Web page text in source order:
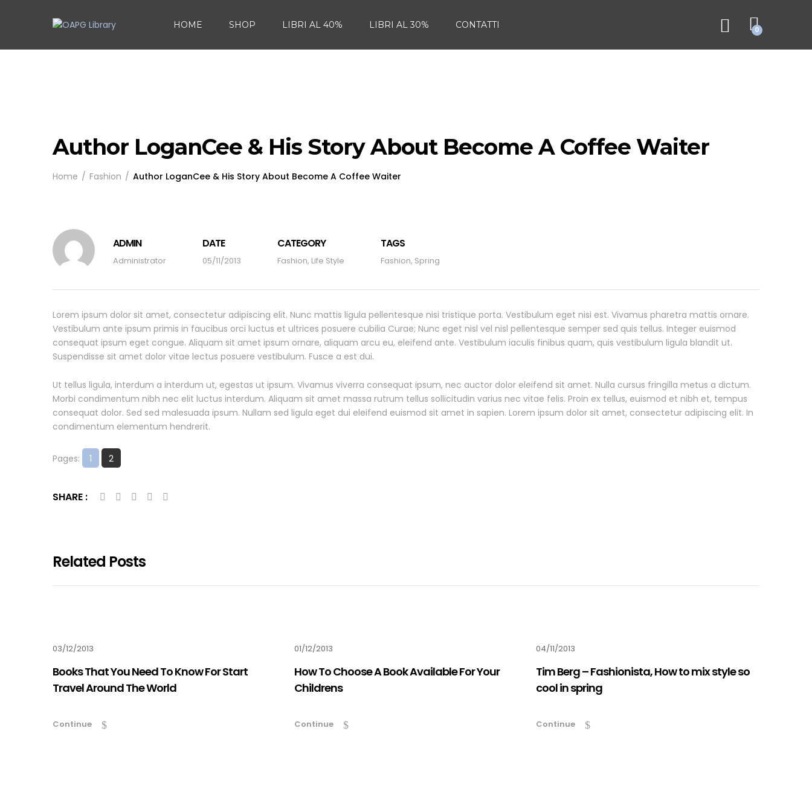
HOME SHOP LIBRI AL 40% LIBRI AL 30% CONTATTI 0
Author LoganCee & His Story About Become A Coffee Waiter
Home Fashion Author LoganCee & His Story About Become A Coffee Waiter
ADMIN
Administrator
DATE
05/11/2013
CATEGORY
Fashion, Life Style
TAGS
Fashion, Spring
Lorem ipsum dolor sit amet, consectetur adipiscing elit. Nunc mattis ligula pellentesque nisi tristique porta. Vestibulum eget nisi est. Vivamus pharetra mattis ornare.
Vestibulum ante ipsum primis in faucibus orci luctus et ultrices posuere cubilia Curae; Nunc eget nisl vel nisl pellentesque semper sed quis tellus. Integer euismod
consequat ipsum eget congue. Aliquam sit amet ipsum ornare, aliquam arcu eu, eleifend ante. Vestibulum iaculis finibus quam, quis vestibulum ligula blandit ut.
Suspendisse sit amet dolor vitae lectus posuere vestibulum. Fusce a est dui.
Ut tellus ligula, interdum a interdum ut, egestas ut ipsum. Vivamus viverra consequat ipsum, nec auctor dolor eleifend sit amet. Nulla cursus fringilla metus a dictum.
Morbi condimentum nibh nec elit luctus interdum. Aliquam sit amet massa rutrum tellus sollicitudin varius nec vitae felis. Proin ex tellus, euismod et nibh et, tempus
consequat dolor. Sed sed malesuada ipsum. Nullam sed ligula eget dui eleifend euismod sit amet in sapien. Lorem ipsum dolor sit amet, consectetur adipiscing elit. In
condimentum elementum hendrerit.
Pages: 1 2
SHARE :
Related Posts
03/12/2013
Books That You Need To Know For Start
Travel Around The World
Continue
01/12/2013
How To Choose A Book Available For Your
Childrens
Continue
04/11/2013
Tim Berg – Fashionista, How to mix style so
cool in spring
Continue